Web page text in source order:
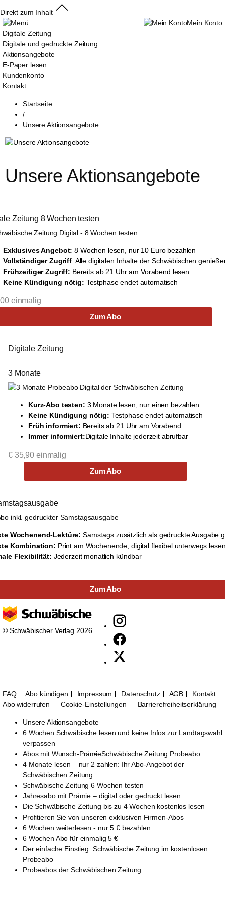
Direkt zum Inhalt
Digitale Zeitung
Digitale und gedruckte Zeitung
Aktionsangebote
E-Paper lesen
Kundenkonto
Kontakt
Mein Konto
Startseite
/
Unsere Aktionsangebote
Unsere Aktionsangebote
Zeitung 8 Wochen testen
Exklusives Angebot: 8 Wochen lesen, nur 10 Euro bezahlen
Vollständiger Zugriff: Alle digitalen Inhalte der Schwäbischen
Frühzeitiger Zugriff: Bereits ab 21 Uhr am Vorabend lesen
Keine Kündigung nötig: Testphase endet automatisch
einmalig
Zum Abo
Digitale Zeitung
3 Monate
Kurz-Abo testen: 3 Monate lesen, nur einen bezahlen
Keine Kündigung nötig: Testphase endet automatisch
Früh informiert: Bereits ab 21 Uhr am Vorabend
Immer informiert:Digitale Inhalte jederzeit abrufbar
€ 35,90 einmalig
Zum Abo
Wochenend-Lektüre: Samstags zusätzlich als gedruckte Ausgabe
Kombination: Print am Wochenende, digital flexibel unterwegs
Flexibilität: Jederzeit monatlich kündbar
Zum Abo
© Schwäbischer Verlag 2026
FAQ Abo kündigen Impressum Datenschutz AGB
Kontakt
Abo widerrufen
Cookie-Einstellungen Barrierefreiheitserklärung
Unsere Aktionsangebote
6 Wochen Schwäbische lesen und keine Infos zur Landtagswahl
verpassen
Abos mit Wunsch-PrämieSchwäbische Zeitung Probeabo
4 Monate lesen – nur 2 zahlen: Ihr Abo-Angebot der
Schwäbischen Zeitung
Schwäbische Zeitung 6 Wochen testen
Jahresabo mit Prämie – digital oder gedruckt lesen
Die Schwäbische Zeitung bis zu 4 Wochen kostenlos lesen
Profitieren Sie von unseren exklusiven Firmen-Abos
6 Wochen weiterlesen - nur 5 € bezahlen
6 Wochen Abo für einmalig 5 €
Der einfache Einstieg: Schwäbische Zeitung im kostenlosen
Probeabo
Probeabos der Schwäbischen Zeitung